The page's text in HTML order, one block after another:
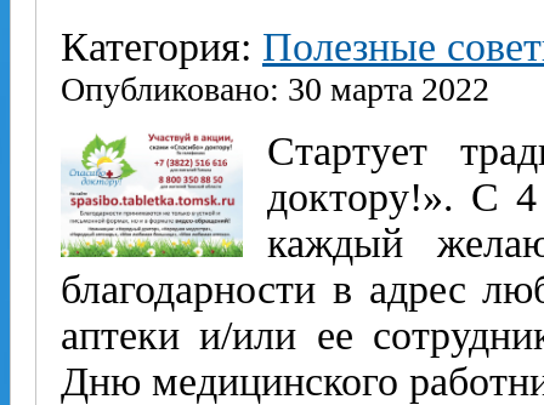
Категория: Полезные
Опубликовано: 30 марта 2022
Стартует
доктору!». С
каждый
благодарности в адрес
аптеки и/или ее
Дню медицинского